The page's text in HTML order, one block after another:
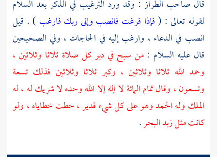
قال صاحب الطراز : وقد ورد الترغيب في الذكر بعد السلام
لقوله تعالى : (فإذا فرغت فانصب وإلى ربك فارغب ) . قيل
انصب في الدعاء ، وارغب إليه في الحاجات ، وفي الصحيحين
قال عليه السلام : من سبح في دبر كل صلاة ثلاثا وثلاثين ،
وحمد الله ثلاثا وثلاثين ، وكبر ثلاثا وثلاثين فذلك تسعة
وتسعون ، وقال تمام المائة لا إله إلا الله وحده لا شريك له ، له
الملك وله الحمد وهو على كل شيء قدير ، حطت خطاياه ، ولو
كانت مثل زبد البحر.